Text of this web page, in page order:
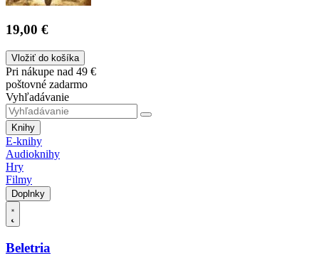
19,00 €
Vložiť do košíka
Pri nákupe nad 49 €
poštovné zadarmo
Vyhľadávanie
Knihy
E-knihy
Audioknihy
Hry
Filmy
Doplnky
Beletria